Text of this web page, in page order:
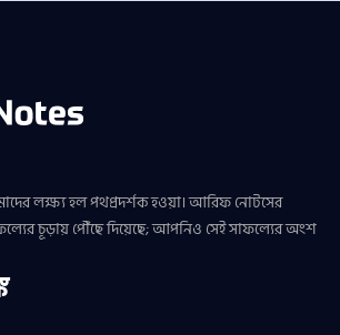
লক্ষ্য হল পথপ্রদর্শক হওয়া। আরিফ নোটসের
চূড়ায় পৌঁছে দিয়েছে; আপনিও সেই সাফল্যের অংশ